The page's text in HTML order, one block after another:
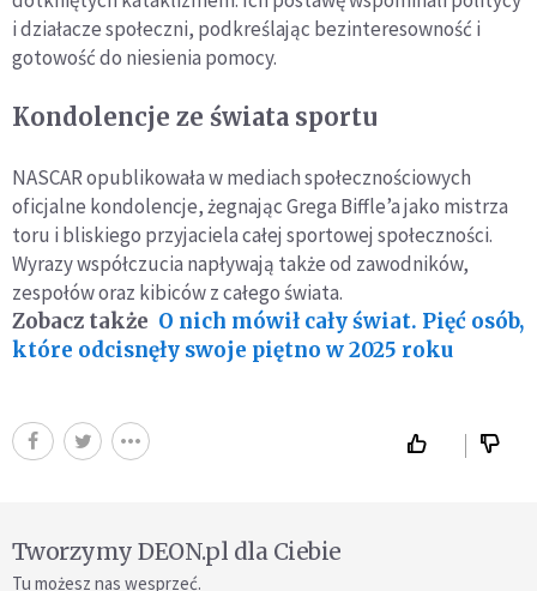
i działacze społeczni, podkreślając bezinteresowność i
gotowość do niesienia pomocy.
Kondolencje ze świata sportu
NASCAR opublikowała w mediach społecznościowych
oficjalne kondolencje, żegnając Grega Biffle’a jako mistrza
toru i bliskiego przyjaciela całej sportowej społeczności.
Wyrazy współczucia napływają także od zawodników,
zespołów oraz kibiców z całego świata.
Zobacz także O nich mówił cały świat. Pięć osób,
które odcisnęły swoje piętno w 2025 roku
Tworzymy DEON.pl dla Ciebie
Tu możesz nas wesprzeć.